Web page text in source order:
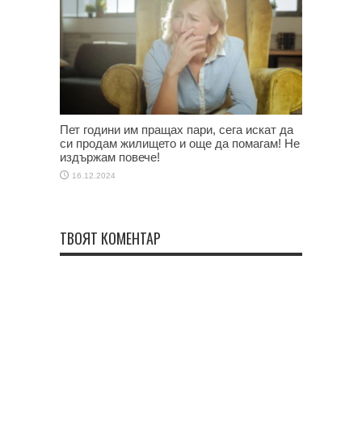
Пет години им пращах пари, сега искат да
си продам жилището и още да помагам! Не
издържам повече!
16.12.2024
ТВОЯТ КОМЕНТАР